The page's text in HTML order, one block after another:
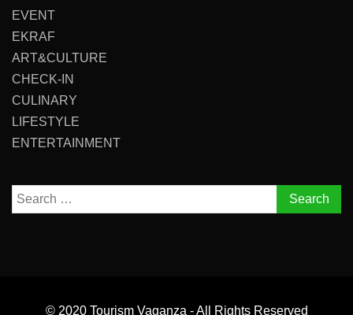
EVENT
EKRAF
ART&CULTURE
CHECK-IN
CULINARY
LIFESTYLE
ENTERTAINMENT
Search
for:
© 2020 Tourism Vaganza - All Rights Reserved